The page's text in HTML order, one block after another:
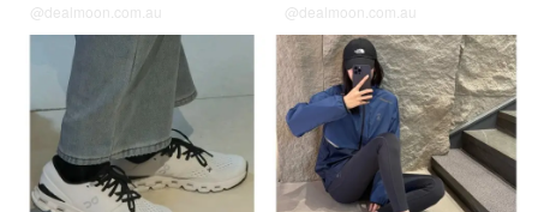
@dealmoon.com.au @dealmoon.com.au